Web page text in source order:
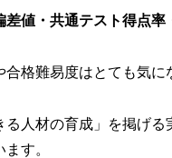
値・共通テスト得点率
格難易度はとても気に
人材の育成」を掲げ
す。